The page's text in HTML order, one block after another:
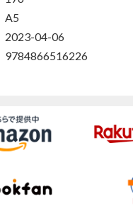
A5
2023-04-06
9784866516226